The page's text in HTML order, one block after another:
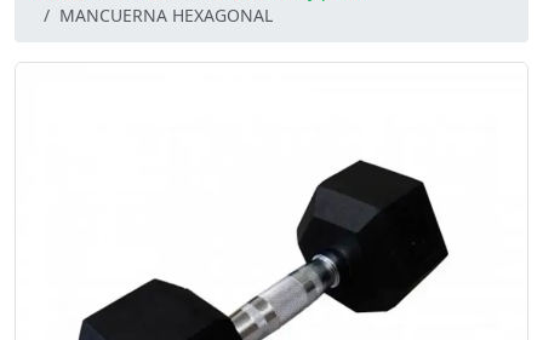
MANCUERNA HEXAGONAL